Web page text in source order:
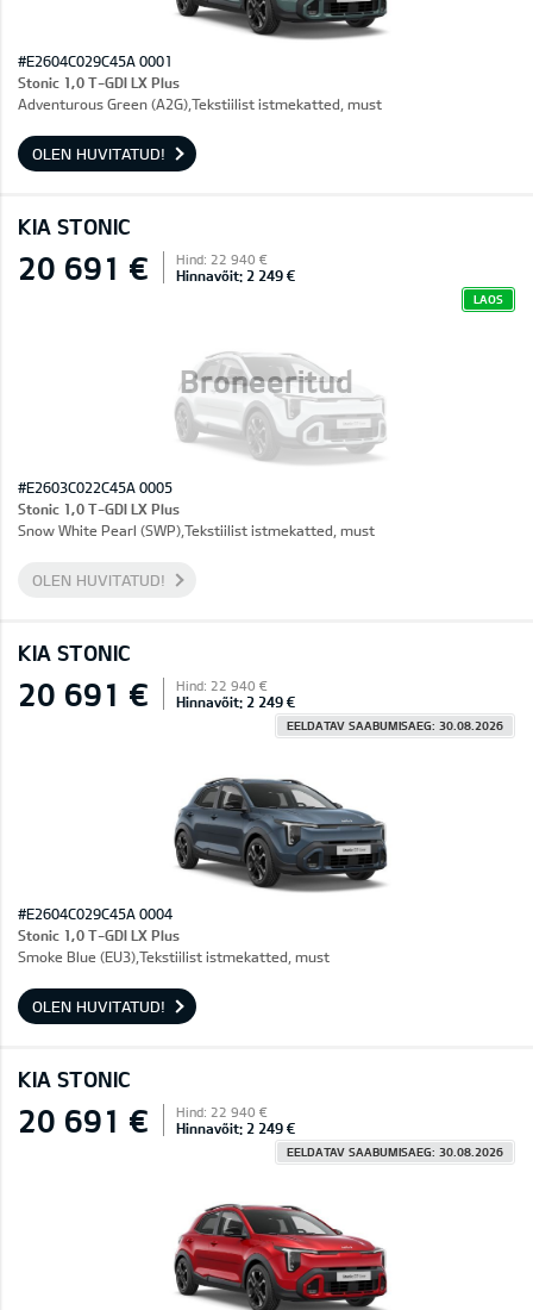
#E2604C029C45A 0001
Stonic 1,0 T-GDI LX Plus
Adventurous Green (A2G),Tekstiilist istmekatted, must
OLEN HUVITATUD!
KIA STONIC
Broneeritud
20 691 € Hind: 22 940 €
Hinnavõit: 2 249 €
LAOS
#E2603C022C45A 0005
Stonic 1,0 T-GDI LX Plus
Snow White Pearl (SWP),Tekstiilist istmekatted, must
OLEN HUVITATUD!
KIA STONIC
20 691 € Hind: 22 940 €
Hinnavõit: 2 249 €
EELDATAV SAABUMISAEG: 30.08.2026
#E2604C029C45A 0004
Stonic 1,0 T-GDI LX Plus
Smoke Blue (EU3),Tekstiilist istmekatted, must
OLEN HUVITATUD!
KIA STONIC
20 691 € Hind: 22 940 €
Hinnavõit: 2 249 €
EELDATAV SAABUMISAEG: 30.08.2026